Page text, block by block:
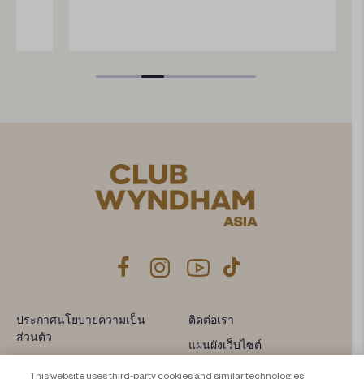
ประกาศนโยบายความเป็น
ส่วนตัว
ติดต่อเรา
แผนผังเว็บไซต์
ข้อกำหนดและเงื่อนไข
This website uses third-party cookies and similar technologies